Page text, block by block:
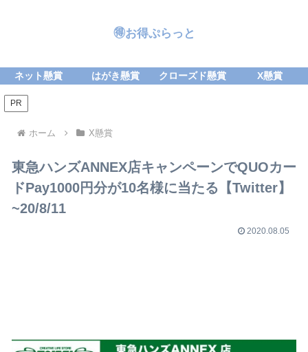
🉐お得ぷらっと
ネット懸賞 はがき懸賞 クローズド懸賞 X懸賞
PR
ホーム X懸賞
東急ハンズANNEX店キャンペーンでQUOカー
ドPay1000円分が10名様に当たる【Twitter】
~20/8/11
2020.08.05